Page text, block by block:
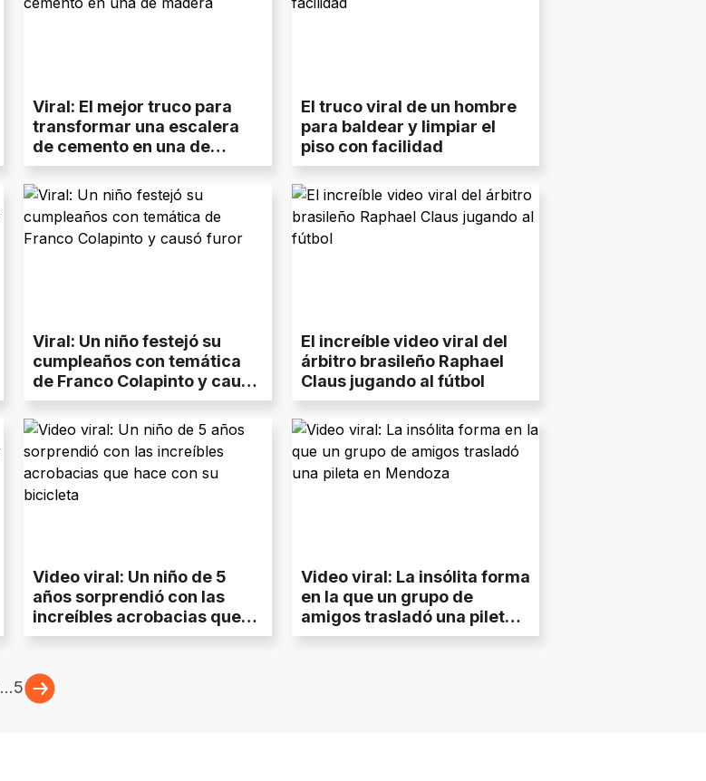
Viral: El mejor truco para
transformar una escalera
de cemento en una de
madera
El truco viral de un hombre
para baldear y limpiar el
piso con facilidad
Viral: Un niño festejó su
cumpleaños con temática
de Franco Colapinto y causó
furor
El increíble video viral del
árbitro brasileño Raphael
Claus jugando al fútbol
Video viral: Un niño de 5
años sorprendió con las
increíbles acrobacias que
hace con su bicicleta
Video viral: La insólita forma
en la que un grupo de
amigos trasladó una pileta
en Mendoza
...5